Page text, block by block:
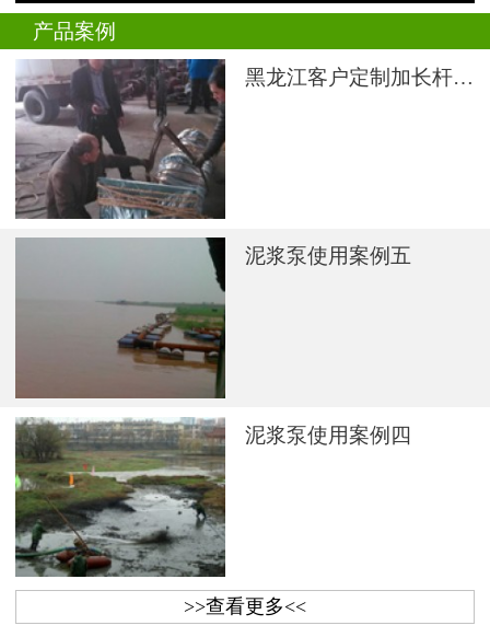
产品案例
黑龙江客户定制加长杆液下渣浆泵
泥浆泵使用案例五
泥浆泵使用案例四
>>查看更多<<